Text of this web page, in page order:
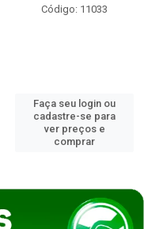
Código: 11033
Faça seu login ou
cadastre-se para
ver preços e
comprar